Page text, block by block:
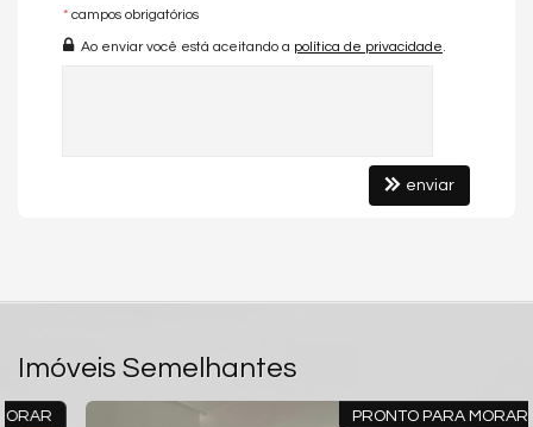
Mini Mercado
* campos obrigatórios
Ao enviar você está aceitando a política de privacidade
enviar
Imóveis Semelhantes
PRONTO PARA MORAR